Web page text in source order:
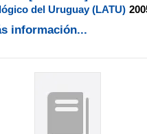
del Uruguay (LATU)
información...